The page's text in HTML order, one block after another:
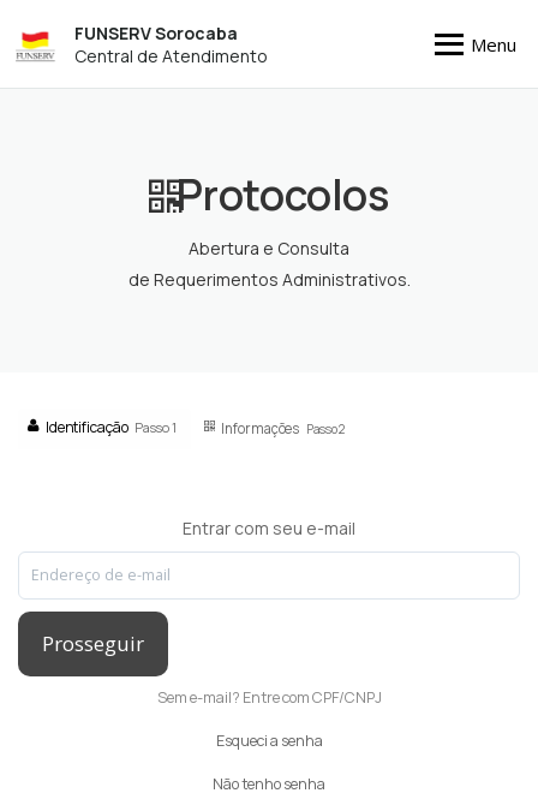
FUNSERV Sorocaba
Central de Atendimento
Menu
Protocolos
Abertura e Consulta
de Requerimentos Administrativos.
Identificação Passo 1 Informações Passo 2
Entrar com seu e-mail
Prosseguir
Sem e-mail? Entre com CPF/CNPJ
Esqueci a senha
Não tenho senha